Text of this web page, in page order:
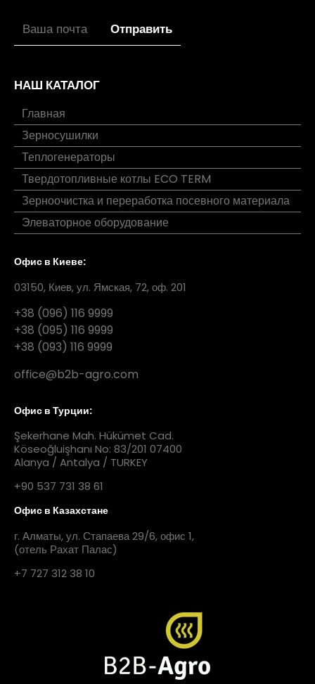
НАШ КАТАЛОГ
Главная
Зерносушилки
Теплогенераторы
Твердотопливные котлы ECO TERM
Зерноочистка и переработка посевного материала
Элеваторное оборудование
Офис в Киеве:
03150, Киев, ул. Ямская, 72, оф. 201
+38 (096) 116 9999
+38 (095) 116 9999
+38 (093) 116 9999
office@b2b-agro.com
Офис в Турции:
Şekerhane Mah. Hükümet Cad.
Köseoğluişhanı No: 83/201 07400
Alanya / Antalya / TURKEY
+90 537 731 38 61
Офис в Казахстане
г. Алматы, ул. Стапаева 29/6, офис 1,
(отель Рахат Палас)
+7 727 312 38 10